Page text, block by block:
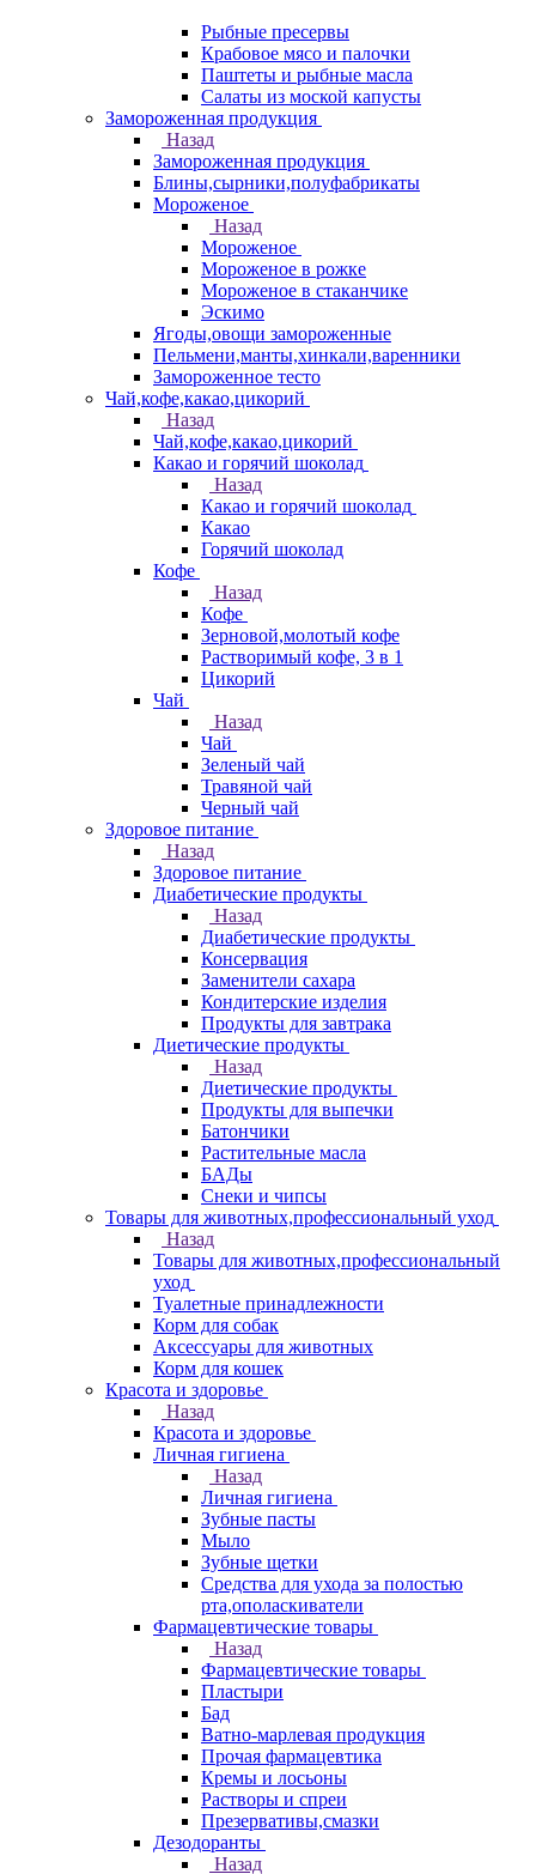
Рыбные пресервы
Крабовое мясо и палочки
Паштеты и рыбные масла
Салаты из моской капусты
Замороженная продукция
Назад
Замороженная продукция
Блины,сырники,полуфабрикаты
Мороженое
Назад
Мороженое
Мороженое в рожке
Мороженое в стаканчике
Эскимо
Ягоды,овощи замороженные
Пельмени,манты,хинкали,варенники
Замороженное тесто
Чай,кофе,какао,цикорий
Назад
Чай,кофе,какао,цикорий
Какао и горячий шоколад
Назад
Какао и горячий шоколад
Какао
Горячий шоколад
Кофе
Назад
Кофе
Зерновой,молотый кофе
Растворимый кофе, 3 в 1
Цикорий
Чай
Назад
Чай
Зеленый чай
Травяной чай
Черный чай
Здоровое питание
Назад
Здоровое питание
Диабетические продукты
Назад
Диабетические продукты
Консервация
Заменители сахара
Кондитерские изделия
Продукты для завтрака
Диетические продукты
Назад
Диетические продукты
Продукты для выпечки
Батончики
Растительные масла
БАДы
Снеки и чипсы
Товары для животных,профессиональный уход
Назад
Товары для животных,профессиональный
уход
Туалетные принадлежности
Корм для собак
Аксессуары для животных
Корм для кошек
Красота и здоровье
Назад
Красота и здоровье
Личная гигиена
Назад
Личная гигиена
Зубные пасты
Мыло
Зубные щетки
Средства для ухода за полостью
рта,ополаскиватели
Фармацевтические товары
Назад
Фармацевтические товары
Пластыри
Бад
Ватно-марлевая продукция
Прочая фармацевтика
Кремы и лосьоны
Растворы и спреи
Презервативы,смазки
Дезодоранты
Назад